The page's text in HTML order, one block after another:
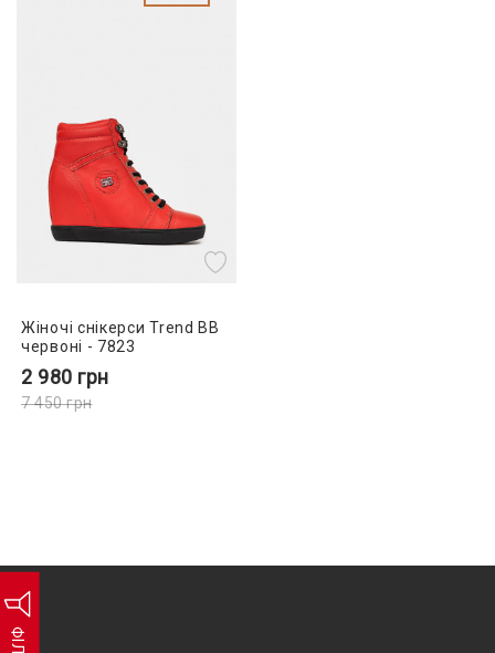
Жіночі снікерси Trend BB
червоні - 7823
2 980 грн
7 450грн